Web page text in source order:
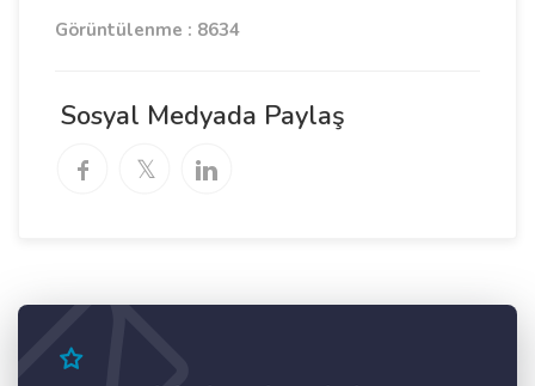
Görüntülenme : 8634
Sosyal Medyada Paylaş